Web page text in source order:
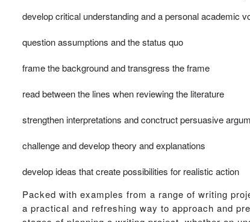
develop critical understanding and a personal academic
question assumptions and the status quo
frame the background and transgress the frame
read between the lines when reviewing the literature
strengthen interpretations and conctruct persuasive
challenge and develop theory and explanations
develop ideas that create possibilities for realistic action
Packed with examples from a range of writing
a practical and refreshing way to approach and